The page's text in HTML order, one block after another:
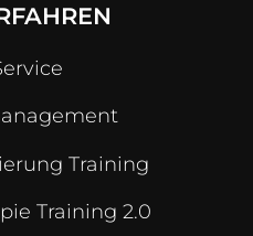
Training
Training 2.0